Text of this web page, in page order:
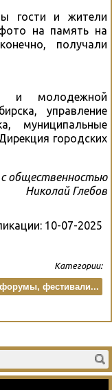
гости и жители
на память на
получали
и молодежной
управление
муниципальные
городских
общественностью
Николай Глебов
10-07-2025
Категории:
фестивали...